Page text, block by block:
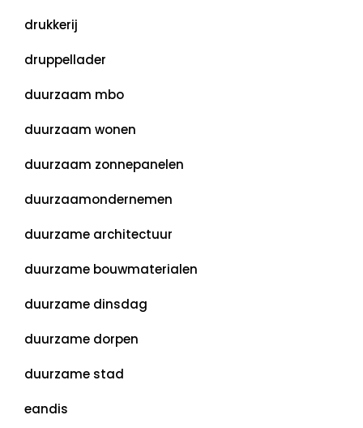
drukkerij
druppellader
duurzaam mbo
duurzaam wonen
duurzaam zonnepanelen
duurzaamondernemen
duurzame architectuur
duurzame bouwmaterialen
duurzame dinsdag
duurzame dorpen
duurzame stad
eandis